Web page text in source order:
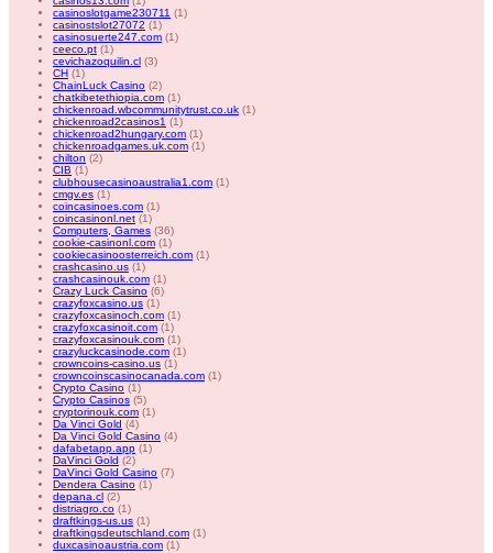
casinoslotgame230711 (1)
casinostslot27072 (1)
casinosuerte247.com (1)
ceeco.pt (1)
cevichazoquilin.cl (3)
CH (1)
ChainLuck Casino (2)
chatkibetethiopia.com (1)
chickenroad.wbcommunitytrust.co.uk (1)
chickenroad2casinos1 (1)
chickenroad2hungary.com (1)
chickenroadgames.uk.com (1)
chilton (2)
CIB (1)
clubhousecasinoaustralia1.com (1)
cmgv.es (1)
coincasinoes.com (1)
coincasinonl.net (1)
Computers, Games (36)
cookie-casinonl.com (1)
cookiecasinoosterreich.com (1)
crashcasino.us (1)
crashcasinouk.com (1)
Crazy Luck Casino (6)
crazyfoxcasino.us (1)
crazyfoxcasinoch.com (1)
crazyfoxcasinoit.com (1)
crazyfoxcasinouk.com (1)
crazyluckcasinode.com (1)
crowncoins-casino.us (1)
crowncoinscasinocanada.com (1)
Crypto Casino (1)
Crypto Casinos (5)
cryptorinouk.com (1)
Da Vinci Gold (4)
Da Vinci Gold Casino (4)
dafabetapp.app (1)
DaVinci Gold (2)
DaVinci Gold Casino (7)
Dendera Casino (1)
depana.cl (2)
distriagro.co (1)
draftkings-us.us (1)
draftkingsdeutschland.com (1)
duxcasinoaustria.com (1)